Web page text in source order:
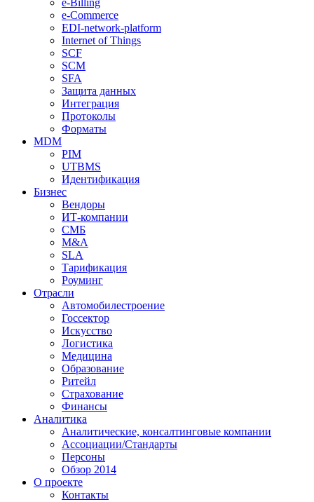
e-Billing
e-Commerce
EDI-network-platform
Internet of Things
SCF
SCM
SFA
Защита данных
Интеграция
Протоколы
Форматы
MDM
PIM
UTBMS
Идентификация
Бизнес
Вендоры
ИТ-компании
СМБ
M&A
SLA
Тарификация
Роуминг
Отрасли
Автомобилестроение
Госсектор
Искусство
Логистика
Медицина
Образование
Ритейл
Страхование
Финансы
Аналитика
Аналитические, консалтинговые компании
Ассоциации/Стандарты
Персоны
Обзор 2014
О проекте
Контакты